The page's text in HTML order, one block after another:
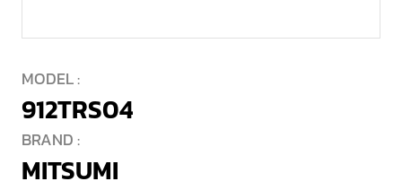
MODEL :
912TRS04
BRAND :
MITSUMI